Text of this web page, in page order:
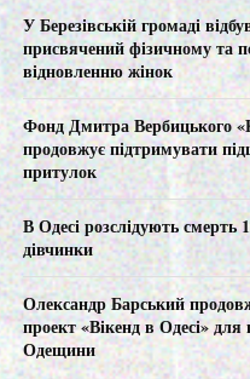
У Березівській громаді
присвячений фізичному та
відновленню жінок
Фонд Дмитра Вербицького
продовжує підтримувати
притулок
В Одесі розслідують смерть
дівчинки
Олександр Барський
проект «Вікенд в Одесі»
Одещини